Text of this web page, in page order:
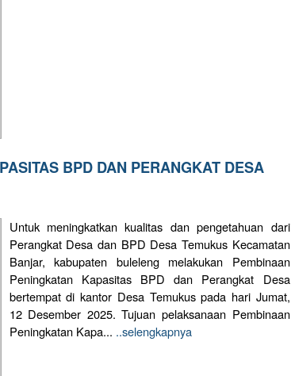
BPD DAN PERANGKAT DESA
Untuk meningkatkan kualitas dan pengetahuan dari
Perangkat Desa dan BPD Desa Temukus Kecamatan
Banjar, kabupaten buleleng melakukan Pembinaan
Peningkatan Kapasitas BPD dan Perangkat Desa
bertempat di kantor Desa Temukus pada hari Jumat,
12 Desember 2025. Tujuan pelaksanaan Pembinaan
Peningkatan Kapa... ..selengkapnya